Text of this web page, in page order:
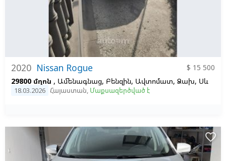
2020 Nissan Rogue
$ 15 500
29800 մղոն , Ամենագնաց, Բենզին, Ավտոմատ, Ձախ, Սև
18.03.2026 Հայաստան, Մաքսազերծված է
favorite_border